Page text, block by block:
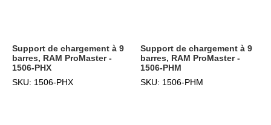
Support de chargement à 9
barres, RAM ProMaster -
1506-PHX
SKU: 1506-PHX
Support de chargement à 9
barres, RAM ProMaster -
1506-PHM
SKU: 1506-PHM